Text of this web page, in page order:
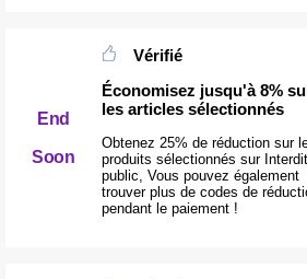
End
Soon
Vérifié
Économisez jusqu'à 8%
les articles sélectionnés
Obtenez 25% de réduction sur
produits sélectionnés sur
public, Vous pouvez également
trouver plus de codes de
pendant le paiement !